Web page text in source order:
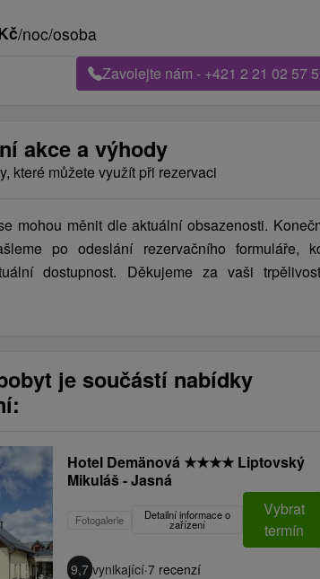
/noc/osoba
Zavolejte nám - +421 2 21 02 57
akce a výhody
které můžete využít při rezervaci
mohou měnit dle aktuální obsazenosti.
po odeslání rezervačního formuláře,
dostupnost. Děkujeme za vaši
je součástí nabídky
Hotel Demänová ★★★★ Liptovský
Mikuláš - Jasná
Fotogalerie Detailní informace o
zařízení
Vybrat
termín
9,7 vynikající·7 recenzí